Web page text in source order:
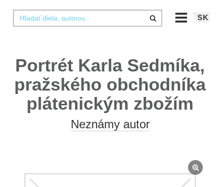
SK
Portrét Karla Sedmíka,
pražského obchodníka
plátenickým zbožím
Neznámy autor